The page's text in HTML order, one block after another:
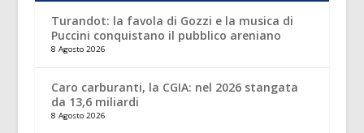
Turandot: la favola di Gozzi e la musica di
Puccini conquistano il pubblico areniano
8 Agosto 2026
Caro carburanti, la CGIA: nel 2026 stangata
da 13,6 miliardi
8 Agosto 2026